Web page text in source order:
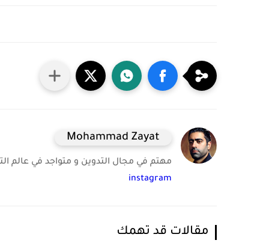
Mohammad Zayat
مهتم في مجال التدوين و متواجد في عالم
instagram
مقالات قد تهمك